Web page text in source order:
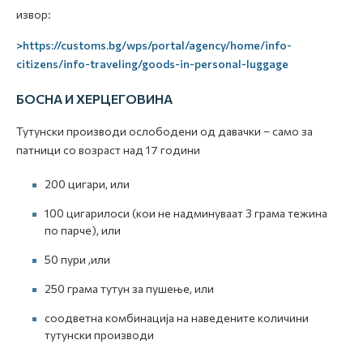
извор:
>https://customs.bg/wps/portal/agency/home/info-
citizens/info-traveling/goods-in-personal-luggage
БОСНА И ХЕРЦЕГОВИНА
Тутунски производи ослободени од давачки – само за
патници со возраст над 17 години
200 цигари, или
100 цигарилоси (кои не надминуваат 3 грама тежина
по парче), или
50 пури ,или
250 грама тутун за пушење, или
соодветна комбинација на наведените количини
тутунски производи